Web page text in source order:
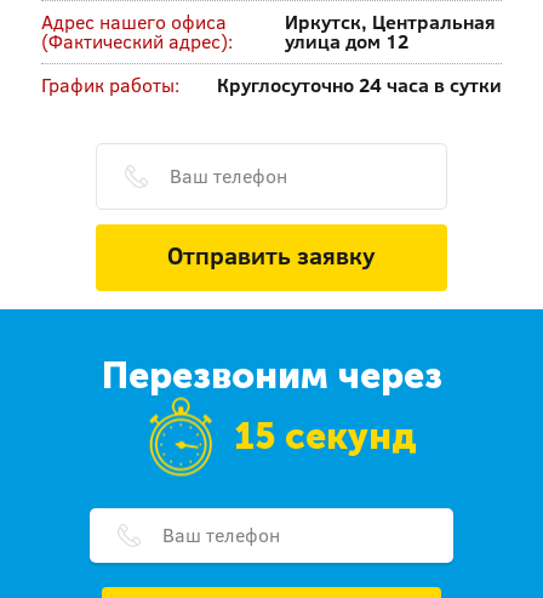
Адрес нашего офиса
(Фактический адрес):
Иркутск, Центральная
улица дом 12
График работы:
Круглосуточно 24 часа в сутки
Отправить заявку
Перезвоним через
15 секунд